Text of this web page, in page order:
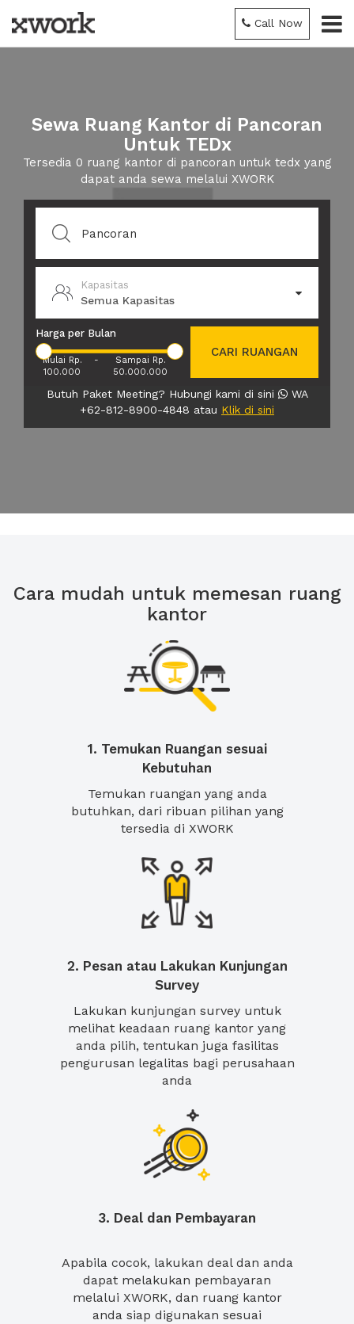
Call Now
Sewa Ruang Kantor di Pancoran
Untuk TEDx
Tersedia 0 ruang kantor di pancoran untuk tedx yang
dapat anda sewa melalui XWORK
Kapasitas
Semua Kapasitas
Harga per Bulan
Mulai Rp.
100.000
-
Sampai Rp.
50.000.000
CARI RUANGAN
Butuh Paket Meeting? Hubungi kami di sini
WA
+62-812-8900-4848 atau Klik di sini
Cara mudah untuk memesan ruang
kantor
1. Temukan Ruangan sesuai
Kebutuhan
Temukan ruangan yang anda
butuhkan, dari ribuan pilihan yang
tersedia di XWORK
2. Pesan atau Lakukan Kunjungan
Survey
Lakukan kunjungan survey untuk
melihat keadaan ruang kantor yang
anda pilih, tentukan juga fasilitas
pengurusan legalitas bagi perusahaan
anda
3. Deal dan Pembayaran
Apabila cocok, lakukan deal dan anda
dapat melakukan pembayaran
melalui XWORK, dan ruang kantor
anda siap digunakan sesuai